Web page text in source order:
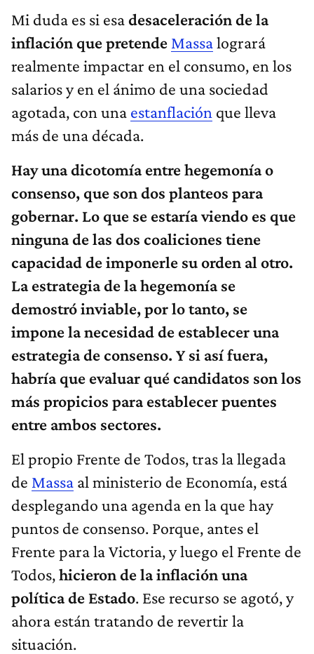
Mi duda es si esadesaceleración de la
inflación que pretende Massalogrará
realmente impactar en el consumo, en los
salarios y en el ánimo de una sociedad
agotada, con una estanflación que lleva
más de una década​.
Hay una dicotomía entre hegemonía o
consenso, que son dos planteos para
gobernar. Lo que se estaría viendo es que
ninguna de las dos coaliciones tiene
capacidad de imponerle su orden al otro.
La estrategia de la hegemonía se
demostró inviable, por lo tanto, se
impone la necesidad de establecer una
estrategia de consenso. Y si así fuera,
habría que evaluar qué candidatos son los
más propicios para establecer puentes
entre ambos sectores.
El propio Frente de Todos, tras la llegada
de Massa al ministerio de Economía, está
desplegando una agenda en la que hay
puntos de consenso. Porque, antes el
Frente para la Victoria, y luego el Frente de
Todos,hicieron de la inflación una
política de Estado. Ese recurso se agotó, y
ahora están tratando de revertir la
situación.